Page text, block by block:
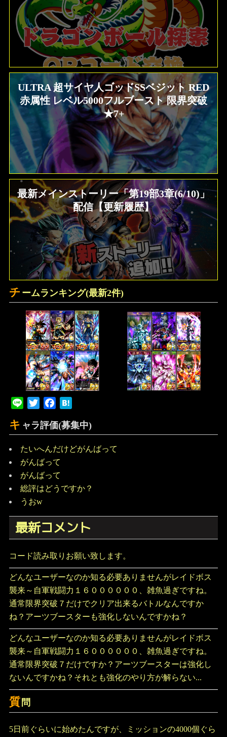
ULTRA 超サイヤ人ゴッドSSベジット RED
赤属性 レベル5000フルブースト 限界突破
★7+
最新メインストーリー「第19部3章(6/10)」
配信【更新履歴】
チ ームランキング(最新2件)
Line Twitter Facebook
キ ャラ評価(募集中)
たいへんだけどがんばって
がんばって
がんばって
総評はどうですか？
うおw
最新コメント
コード読み取りお願い致します。
どんなユーザーなのか知る必要ありませんがレイドボス
襲来～自軍戦闘力１６００００００、雑魚過ぎですね。
通常限界突破７だけでクリア出来るバトルなんですか
ね？アーツブースターも強化しないんですかね？
どんなユーザーなのか知る必要ありませんがレイドボス
襲来～自軍戦闘力１６００００００、雑魚過ぎですね。
通常限界突破７だけですか？アーツブースターは強化し
ないんですかね？それとも強化のやり方が解らない...
質 問
5日前ぐらいに始めたんですが、ミッションの4000個ぐら